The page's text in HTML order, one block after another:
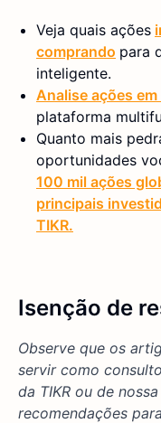
Veja quais ações
comprando para
inteligente.
Analise ações
plataforma
Quanto mais
oportunidades
100 mil ações
principais
TIKR.
Isenção de
Observe que os
servir como
da TIKR ou de
recomendações